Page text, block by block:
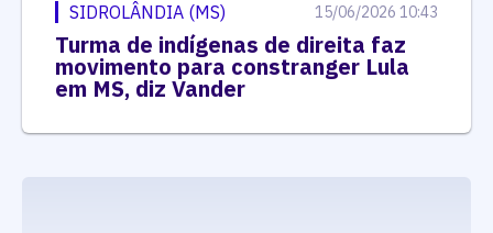
SIDROLÂNDIA (MS) 15/06/2026 10:43
Turma de indígenas de direita faz
movimento para constranger Lula
em MS, diz Vander